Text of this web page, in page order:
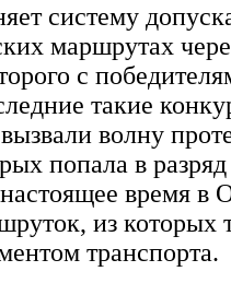
систему
маршрутах
с
такие
волну
попала в
время в
из которых
транспорта.